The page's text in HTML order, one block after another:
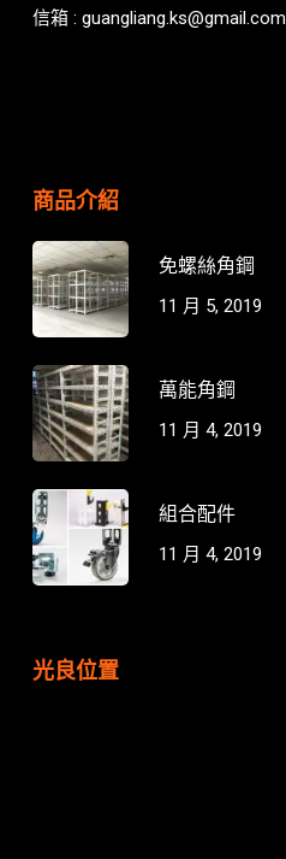
信箱 : guangliang.ks@gmail.com
商品介紹
免螺絲角鋼
11 月 5, 2019
萬能角鋼
11 月 4, 2019
組合配件
11 月 4, 2019
光良位置